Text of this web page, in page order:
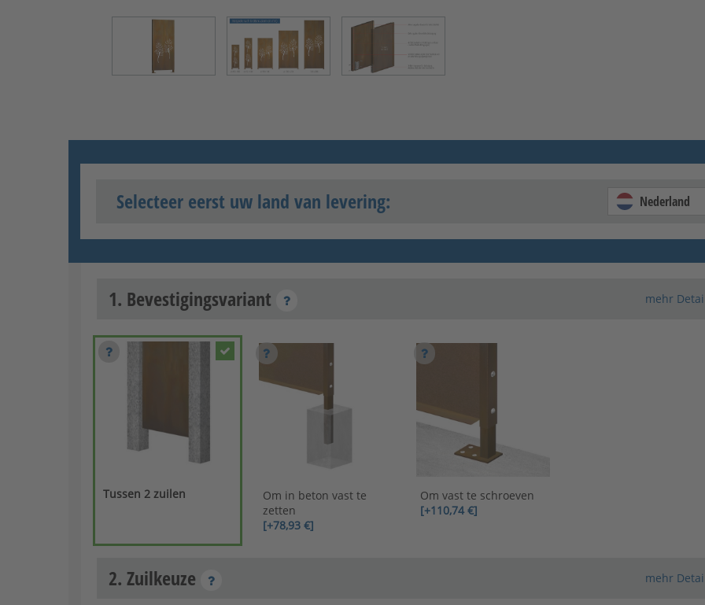
Selecteer eerst uw land van levering: Nederland
1. Bevestigingsvariant mehr
Tussen 2 zuilen
Om in beton vast te
zetten
[+78,93 €]
Om vast te schroeven
[+110,74 €]
2. Zuilkeuze mehr